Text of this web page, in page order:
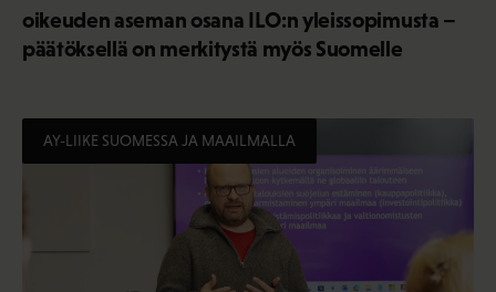
oikeuden aseman osana ILO:n yleissopimusta –
päätöksellä on merkitystä myös Suomelle
AY-LIIKE SUOMESSA JA MAAILMALLA